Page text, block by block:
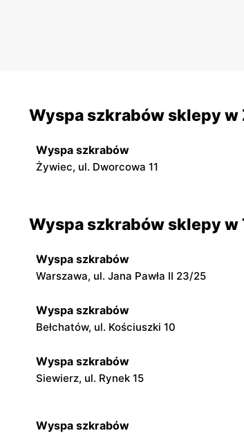
Wyspa szkrabów sklepy w
Wyspa szkrabów
Żywiec, ul. Dworcowa 11
Wyspa szkrabów sklepy
Wyspa szkrabów
Warszawa, ul. Jana Pawła II 23/25
Wyspa szkrabów
Bełchatów, ul. Kościuszki 10
Wyspa szkrabów
Siewierz, ul. Rynek 15
Wyspa szkrabów